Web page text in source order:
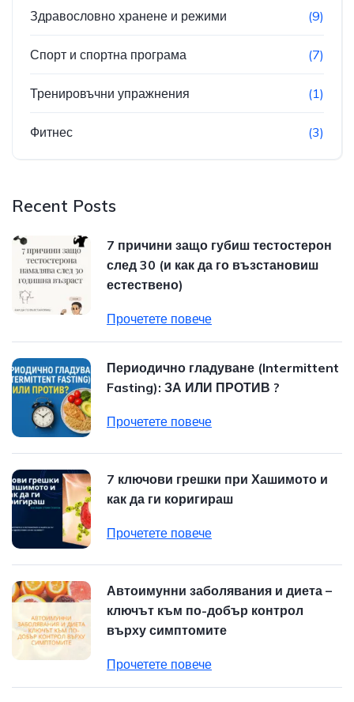
Здравословно хранене и режими (9)
Спорт и спортна програма (7)
Тренировъчни упражнения (1)
Фитнес (3)
Recent Posts
7 причини защо губиш тестостерон
след 30 (и как да го възстановиш
естествено)
Прочетете повече
Периодично гладуване (Intermittent
Fasting): ЗА ИЛИ ПРОТИВ ?
Прочетете повече
7 ключови грешки при Хашимото и
как да ги коригираш
Прочетете повече
Автоимунни заболявания и диета –
ключът към по-добър контрол
върху симптомите
Прочетете повече